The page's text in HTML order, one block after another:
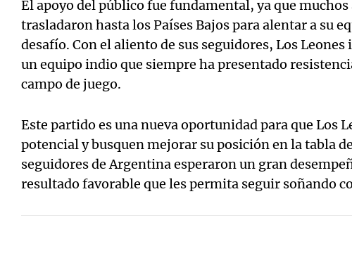
El apoyo del público fue fundamental, ya que
trasladaron hasta los Países Bajos para alentar a su
desafío. Con el aliento de sus seguidores, Los
un equipo indio que siempre ha presentado
campo de juego.
Este partido es una nueva oportunidad para que Los
potencial y busquen mejorar su posición en la tabla
seguidores de Argentina esperaron un gran
resultado favorable que les permita seguir soñando